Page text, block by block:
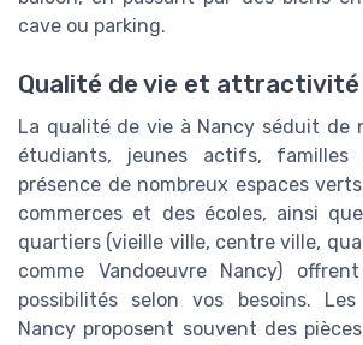
cave ou parking.
Qualité de vie et attractivité
La qualité de vie à Nancy séduit de
étudiants, jeunes actifs, familles
présence de nombreux espaces
commerces et des écoles, ainsi
quartiers (vieille ville, centre ville,
comme Vandoeuvre Nancy)
possibilités selon vos besoins.
Nancy proposent souvent des